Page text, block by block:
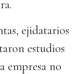
ejidatarios
estudios
empresa no